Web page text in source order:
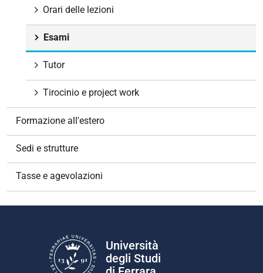
Orari delle lezioni
Esami
Tutor
Tirocinio e project work
Formazione all'estero
Sedi e strutture
Tasse e agevolazioni
Università
degli Studi